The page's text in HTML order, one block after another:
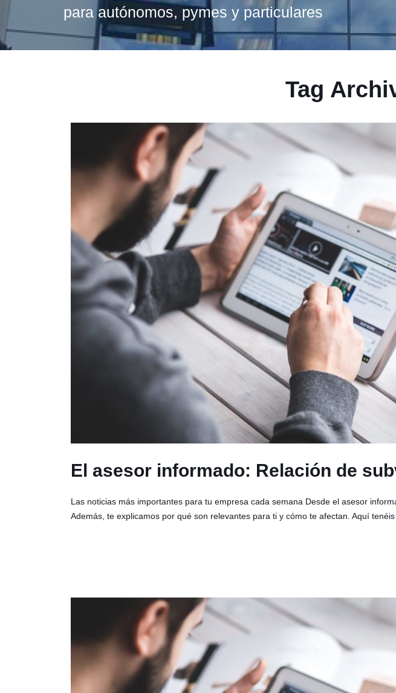
para autónomos, pymes y particulares
Tag
El asesor informado: Relación de
Las noticias más importantes para tu empresa cada semana Desde el asesor
Además, te explicamos por qué son relevantes para ti y cómo te afectan. Aquí